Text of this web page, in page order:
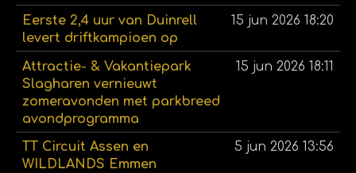
Eerste 2,4 uur van Duinrell
levert driftkampioen op
15 jun 2026 18:20
Attractie- & Vakantiepark
Slagharen vernieuwt
zomeravonden met parkbreed
avondprogramma
15 jun 2026 18:11
TT Circuit Assen en
WILDLANDS Emmen
5 jun 2026 13:56